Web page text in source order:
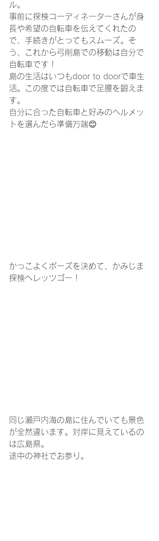
ル。
事前に探検コーディネーターさんが身
長や希望の自転車を伝えてくれたの
で、手続きがとってもスムーズ。そ
う、これから弓削島での移動は自分で
自転車です！
島の生活はいつもdoor to doorで車生
活。この度では自転車で足腰を鍛えま
す。
自分に合った自転車と好みのヘルメッ
トを選んだら準備万端😊
かっこよくポーズを決めて、かみじま
探検へレッツゴー！
同じ瀬戸内海の島に住んでいても景色
が全然違います。対岸に見えているの
は広島県。
途中の神社でお参り。